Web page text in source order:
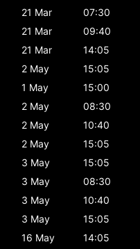
21 Mar
07:30
21 Mar
09:40
21 Mar
14:05
2 May
15:05
1 May
15:00
2 May
08:30
2 May
10:40
2 May
15:05
3 May
15:05
3 May
08:30
3 May
10:40
3 May
15:05
16 May
14:05